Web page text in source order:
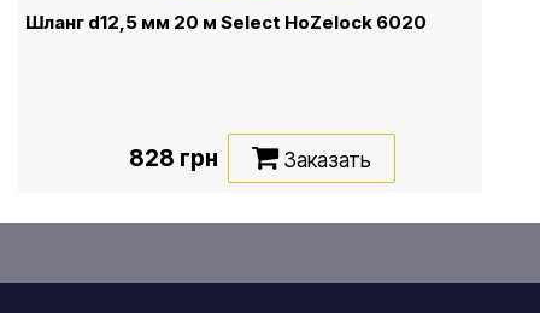
Шланг d12,5 мм 20 м Select HoZelock 6020
828 грн Заказать